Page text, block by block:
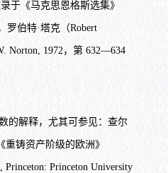
于《马克思恩格斯选集》
罗伯特·塔克（Robert
Norton, 1972，第 632—634
的解释，尤其可参见：查尔
重铸资产阶级的欧洲》
Princeton: Princeton University